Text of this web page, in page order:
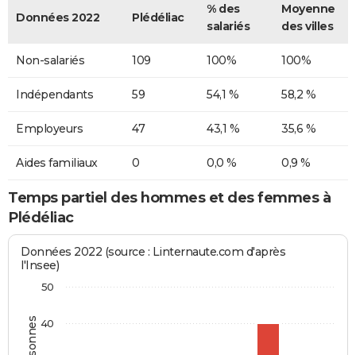
Données 2022 Plédéliac
% des
salariés
Moyenne
des villes
Non-salariés 109 100% 100%
Indépendants 59 54,1 % 58,2 %
Employeurs 47 43,1 % 35,6 %
Aides familiaux 0 0,0 % 0,9 %
Temps partiel des hommes et des femmes à
Plédéliac
Données 2022 (source : Linternaute.com d'après
l'Insee)
40
50